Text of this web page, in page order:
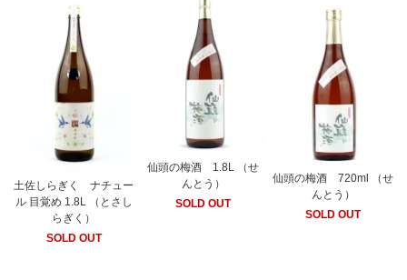
土佐しらぎく ナチュー
ル 目覚め 1.8L （とさし
らぎく）
SOLD OUT
仙頭の梅酒 1.8L （せ
んとう）
SOLD OUT
仙頭の梅酒 720ml （せ
んとう）
SOLD OUT